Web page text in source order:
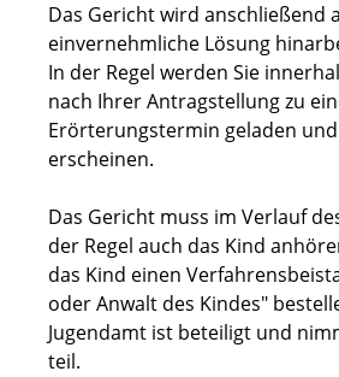
Das Gericht wird anschließend
einvernehmliche Lösung
In der Regel werden Sie
nach Ihrer Antragstellung zu
Erörterungstermin geladen
erscheinen.
Das Gericht muss im Verlauf
der Regel auch das Kind
das Kind einen
oder Anwalt des Kindes"
Jugendamt ist beteiligt und
teil.